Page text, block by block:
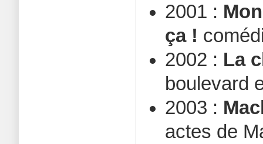
2001 :
ça !
2002 : La
boulevard
2003 :
actes de